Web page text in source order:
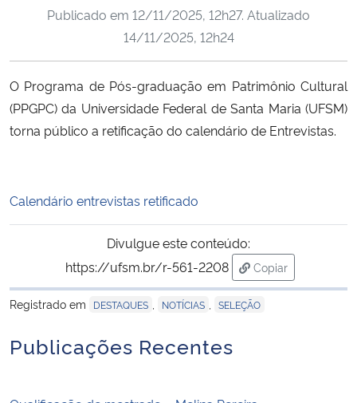
Ministério da Cidadania
Ministério de Minas e Energia
Ministério da Ciência, Tecnologia, Inovações e Comunicações
Ministério do Turismo
Ministério do Desenvolvimento Regional
Controladoria-Geral da União
Ministério da Mulher, da Família e dos Direitos Humanos
Publicado em 12/11/2025, 12h27. Atualizado
14/11/2025, 12h24
O Programa de Pós-graduação em Patrimônio Cultural
(PPGPC) da Universidade Federal de Santa Maria (UFSM)
torna público a retificação do calendário de Entrevistas.
Calendário entrevistas retificado
Divulgue este conteúdo:
https://ufsm.br/r-561-2208
Copiar
para área de
Registrado em
DESTAQUES NOTÍCIAS SELEÇÃO
Publicações Recentes